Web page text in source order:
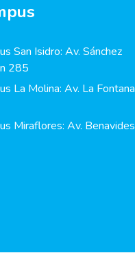
San Isidro: Av. Sánchez
285
La Molina: Av. La Fontana
Miraflores: Av. Benavides